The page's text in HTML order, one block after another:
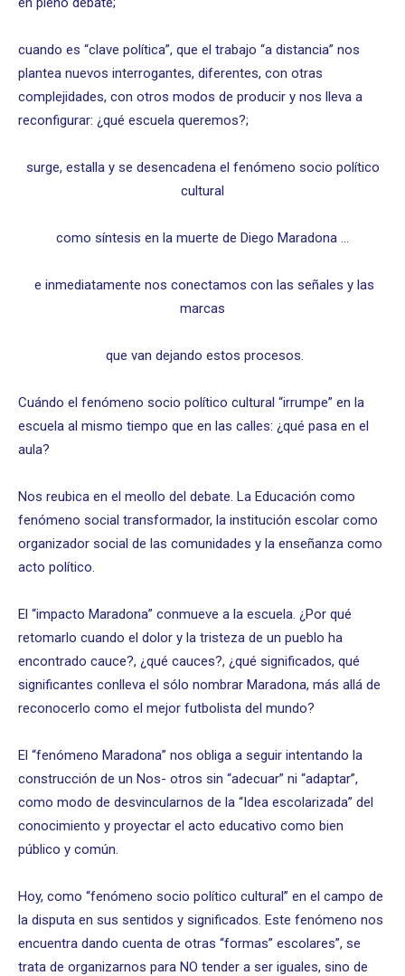
cuando es “clave política”, que el trabajo “a distancia” nos
plantea nuevos interrogantes, diferentes, con otras
complejidades, con otros modos de producir y nos lleva a
reconfigurar: ¿qué escuela queremos?;
surge, estalla y se desencadena el fenómeno socio político
cultural
como síntesis en la muerte de Diego Maradona …
e inmediatamente nos conectamos con las señales y las
marcas
que van dejando estos procesos.
Cuándo el fenómeno socio político cultural “irrumpe” en la
escuela al mismo tiempo que en las calles: ¿qué pasa en el
aula?
Nos reubica en el meollo del debate. La Educación como
fenómeno social transformador, la institución escolar como
organizador social de las comunidades y la enseñanza como
acto político.
El “impacto Maradona” conmueve a la escuela. ¿Por qué
retomarlo cuando el dolor y la tristeza de un pueblo ha
encontrado cauce?, ¿qué cauces?, ¿qué significados, qué
significantes conlleva el sólo nombrar Maradona, más allá de
reconocerlo como el mejor futbolista del mundo?
El “fenómeno Maradona” nos obliga a seguir intentando la
construcción de un Nos- otros sin “adecuar” ni “adaptar”,
como modo de desvincularnos de la “Idea escolarizada” del
conocimiento y proyectar el acto educativo como bien
público y común.
Hoy, como “fenómeno socio político cultural” en el campo de
la disputa en sus sentidos y significados. Este fenómeno nos
encuentra dando cuenta de otras “formas” escolares”, se
trata de organizarnos para NO tender a ser iguales, sino de